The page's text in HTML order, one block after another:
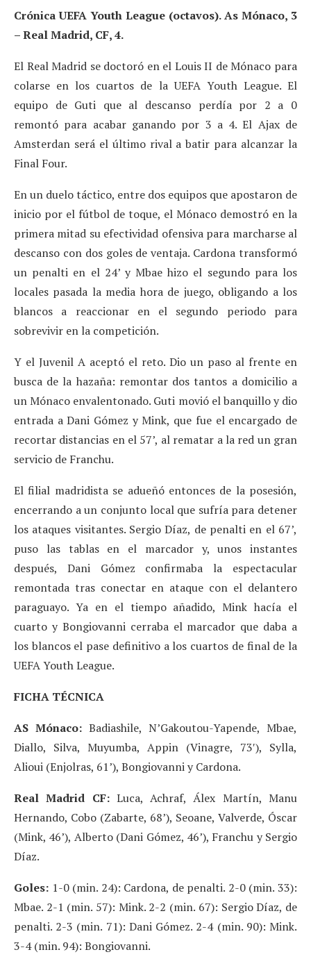
Crónica UEFA Youth League (octavos). As Mónaco, 3
– Real Madrid, CF, 4.
El Real Madrid se doctoró en el Louis II de Mónaco para
colarse en los cuartos de la UEFA Youth League. El
equipo de Guti que al descanso perdía por 2 a 0
remontó para acabar ganando por 3 a 4. El Ajax de
Amsterdan será el último rival a batir para alcanzar la
Final Four.
En un duelo táctico, entre dos equipos que apostaron de
inicio por el fútbol de toque, el Mónaco demostró en la
primera mitad su efectividad ofensiva para marcharse al
descanso con dos goles de ventaja. Cardona transformó
un penalti en el 24’ y Mbae hizo el segundo para los
locales pasada la media hora de juego, obligando a los
blancos a reaccionar en el segundo periodo para
sobrevivir en la competición.
Y el Juvenil A aceptó el reto. Dio un paso al frente en
busca de la hazaña: remontar dos tantos a domicilio a
un Mónaco envalentonado. Guti movió el banquillo y dio
entrada a Dani Gómez y Mink, que fue el encargado de
recortar distancias en el 57’, al rematar a la red un gran
servicio de Franchu.
El filial madridista se adueñó entonces de la posesión,
encerrando a un conjunto local que sufría para detener
los ataques visitantes. Sergio Díaz, de penalti en el 67’,
puso las tablas en el marcador y, unos instantes
después, Dani Gómez confirmaba la espectacular
remontada tras conectar en ataque con el delantero
paraguayo. Ya en el tiempo añadido, Mink hacía el
cuarto y Bongiovanni cerraba el marcador que daba a
los blancos el pase definitivo a los cuartos de final de la
UEFA Youth League.
FICHA TÉCNICA
AS Mónaco: Badiashile, N’Gakoutou-Yapende, Mbae,
Diallo, Silva, Muyumba, Appin (Vinagre, 73′), Sylla,
Alioui (Enjolras, 61’), Bongiovanni y Cardona.
Real Madrid CF:Luca, Achraf, Álex Martín, Manu
Hernando, Cobo (Zabarte, 68’), Seoane, Valverde, Óscar
(Mink, 46’), Alberto (Dani Gómez, 46’), Franchu y Sergio
Díaz.
Goles: 1-0 (min. 24): Cardona, de penalti. 2-0 (min. 33):
Mbae. 2-1 (min. 57): Mink. 2-2 (min. 67): Sergio Díaz, de
penalti. 2-3 (min. 71): Dani Gómez. 2-4 (min. 90): Mink.
3-4 (min. 94): Bongiovanni.